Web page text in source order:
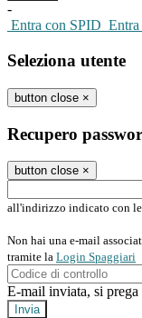
-
Entra con SPID
Seleziona utente
button close ×
Recupero
button close ×
all'indirizzo indicato con
Non hai una e-mail
tramite la Login Spaggiari
E-mail inviata, si